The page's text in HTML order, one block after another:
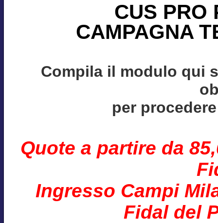
CUS PRO
CAMPAGNA
Compila il modulo qui
per
Quote a partire da
Ingresso Campi
Fidal del